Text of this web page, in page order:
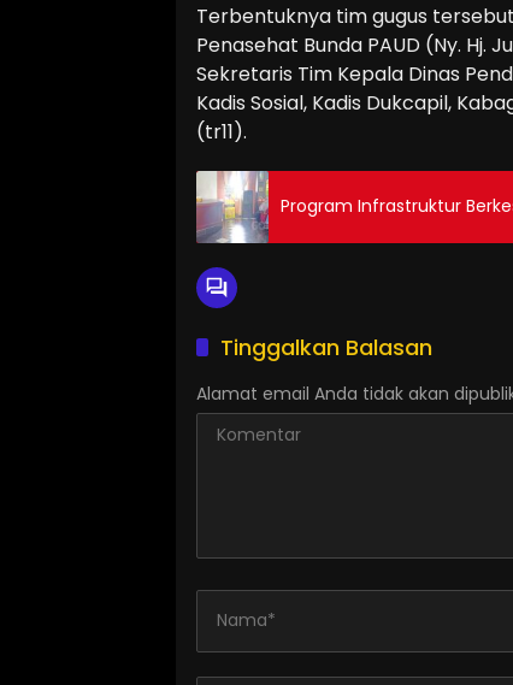
Terbentuknya tim gugus
Penasehat Bunda PAUD (Ny. Hj.
Sekretaris Tim Kepala Dinas
Kadis Sosial, Kadis Dukcapil,
(tr11).
Program Infrastruktur
Tinggalkan Balasan
Alamat email Anda tidak akan